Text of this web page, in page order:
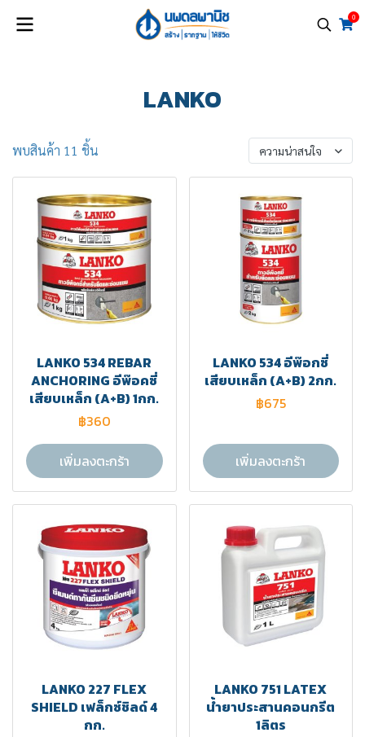
0
LANKO
พบสินค้า 11 ชิ้น ความน่าสนใจ
LANKO 534 REBAR
ANCHORING อีพ๊อคซี่
เสียบเหล็ก (A+B) 1กก.
฿360
เพิ่มลงตะกร้า
LANKO 534 อีพ๊อกซี่
เสียบเหล็ก (A+B) 2กก.
฿675
เพิ่มลงตะกร้า
LANKO 227 FLEX
SHIELD เฟล็กซ์ชิลด์ 4
กก.
LANKO 751 LATEX
น้ำยาประสานคอนกรีต
1ลิตร